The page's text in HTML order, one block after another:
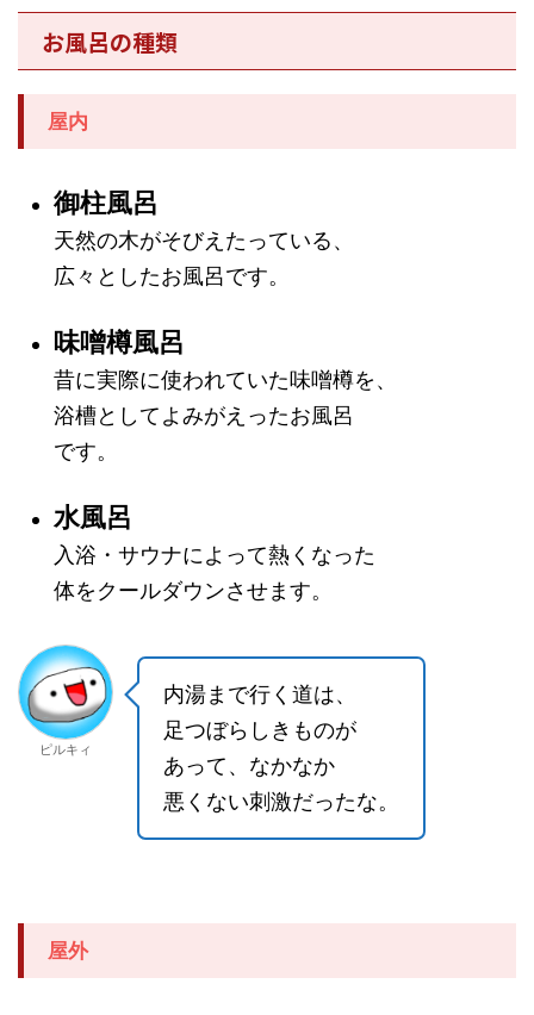
お風呂の種類
屋内
御柱風呂
天然の木がそびえたっている、
広々としたお風呂です。
味噌樽風呂
昔に実際に使われていた味噌樽を、
浴槽としてよみがえったお風呂
です。
水風呂
入浴・サウナによって熱くなった
体をクールダウンさせます。
ピルキィ
内湯まで行く道は、
足つぼらしきものが
あって、なかなか
悪くない刺激だったな。
屋外